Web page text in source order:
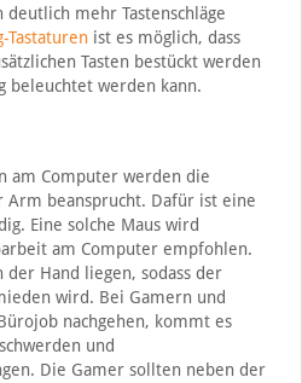
mehr Tastenschläge
Tastaturenist es möglich, dass
Tasten bestückt werden
beleuchtet werden kann.
am Computer werden die
Arm beansprucht. Dafür ist eine
Eine solche Maus wird
am Computer empfohlen.
Hand liegen, sodass der
wird. Bei Gamern und
nachgehen, kommt es
und
Die Gamer sollten neben der